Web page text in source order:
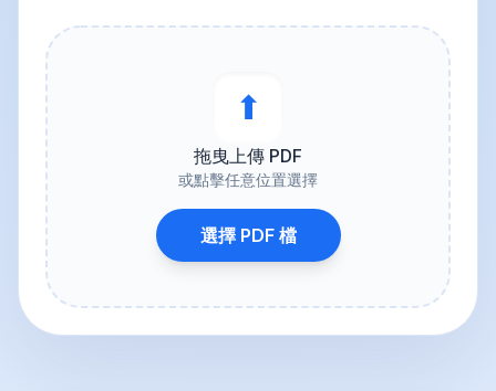
⬆︎
拖曳上傳 PDF
或點擊任意位置選擇
選擇 PDF 檔